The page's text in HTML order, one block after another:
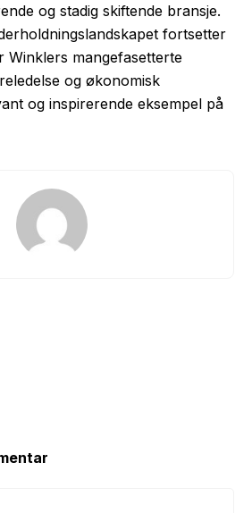
og stadig skiftende bransje.
fortsetter
Winklers mangefasetterte
og økonomisk
og inspirerende eksempel på